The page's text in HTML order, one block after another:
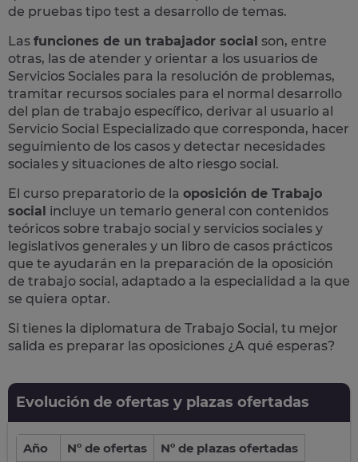
de pruebas tipo test a desarrollo de temas.
Las funciones de un trabajador social son, entre
otras, las de atender y orientar a los usuarios de
Servicios Sociales para la resolución de problemas,
tramitar recursos sociales para el normal desarrollo
del plan de trabajo específico, derivar al usuario al
Servicio Social Especializado que corresponda, hacer
seguimiento de los casos y detectar necesidades
sociales y situaciones de alto riesgo social.
El curso preparatorio de la oposición de Trabajo
social incluye un temario general con contenidos
teóricos sobre trabajo social y servicios sociales y
legislativos generales y un libro de casos prácticos
que te ayudarán en la preparación de la oposición
de trabajo social, adaptado a la especialidad a la que
se quiera optar.
Si tienes la diplomatura de Trabajo Social, tu mejor
salida es preparar las oposiciones ¿A qué esperas?
Evolución de ofertas y plazas ofertadas
Año Nº de ofertas Nº de plazas ofertadas